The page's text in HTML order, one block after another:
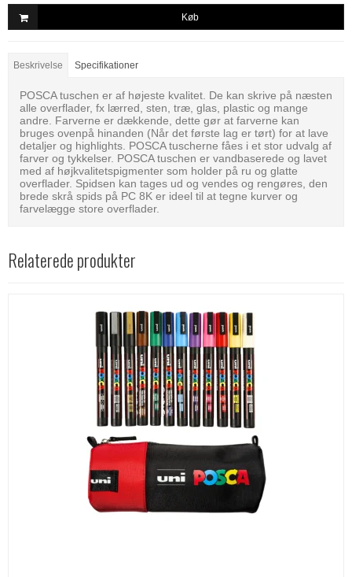
Køb
Beskrivelse Specifikationer
POSCA tuschen er af højeste kvalitet. De kan skrive på næsten
alle overflader, fx lærred, sten, træ, glas, plastic og mange
andre. Farverne er dækkende, dette gør at farverne kan
bruges ovenpå hinanden (Når det første lag er tørt) for at lave
detaljer og highlights. POSCA tuscherne fåes i et stor udvalg af
farver og tykkelser. POSCA tuschen er vandbaserede og lavet
med af højkvalitetspigmenter som holder på ru og glatte
overflader. Spidsen kan tages ud og vendes og rengøres, den
brede skrå spids på PC 8K er ideel til at tegne kurver og
farvelægge store overflader.
Relaterede produkter